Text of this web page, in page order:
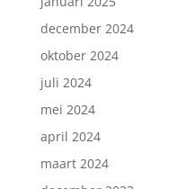
december 2024
oktober 2024
juli 2024
mei 2024
april 2024
maart 2024